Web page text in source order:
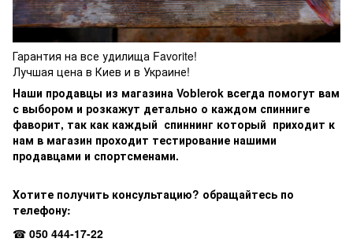
Гарантия на все удилища Favorite!
Лучшая цена в Киев и в Украине!
Наши продавцы из магазина Voblerok всегда помогут вам
с выбором и розкажут детально о каждом спинниге
фаворит, так как каждый спиннинг который приходит к
нам в магазин проходит тестирование нашими
продавцами и спортсменами.
Хотите получить консультацию? обращайтесь по
телефону:
☎ 050 444-17-22